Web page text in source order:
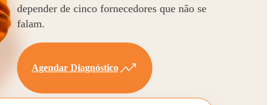
depender de cinco fornecedores que não se
falam.
Agendar Diagnóstico